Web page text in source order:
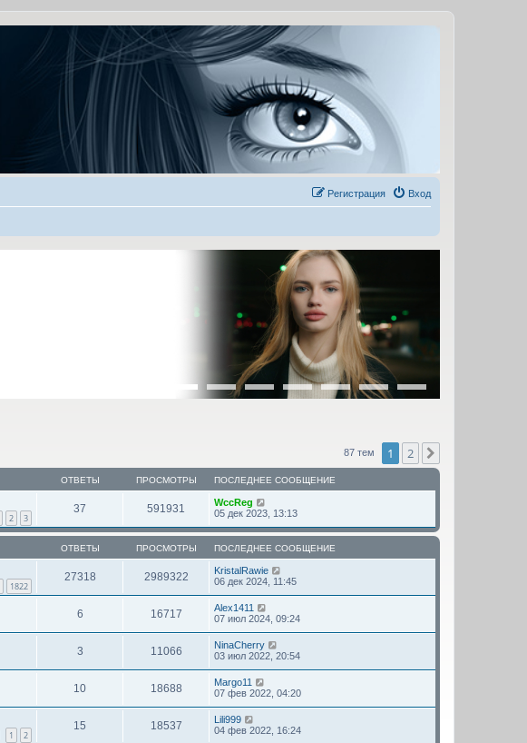
Вход
Регистрация
87 тем 1 2
ОТВЕТЫ ПРОСМОТРЫ ПОСЛЕДНЕЕ СООБЩЕНИЕ
2 3
37 591931
WccReg
05 дек 2023, 13:13
ОТВЕТЫ ПРОСМОТРЫ ПОСЛЕДНЕЕ СООБЩЕНИЕ
1822
27318 2989322
KristalRawie
06 дек 2024, 11:45
6 16717
Alex1411
07 июл 2024, 09:24
3 11066
NinaCherry
03 июл 2022, 20:54
10 18688
Margo11
07 фев 2022, 04:20
1 2
15 18537
Lili999
04 фев 2022, 16:24